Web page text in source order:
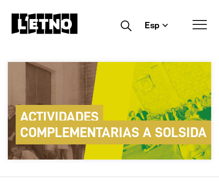
Buscar Esp
ACTIVIDADES
COMPLEMENTARIAS A SOLSIDA